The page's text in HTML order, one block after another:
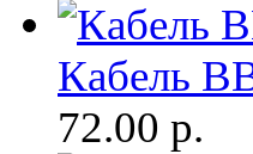
Кабель
72.00 р.